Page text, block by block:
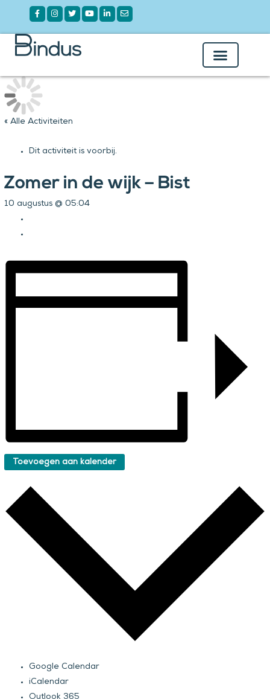
inhoud
Facebook-
f
Instagram
TwitterYoutubeLinkedin-
in
Envelope
« Alle Activiteiten
Dit activiteit is voorbij.
Zomer in de wijk – Bist
10 augustus @ 05:04
Toevoegen aan kalender
Google Calendar
iCalendar
Outlook 365